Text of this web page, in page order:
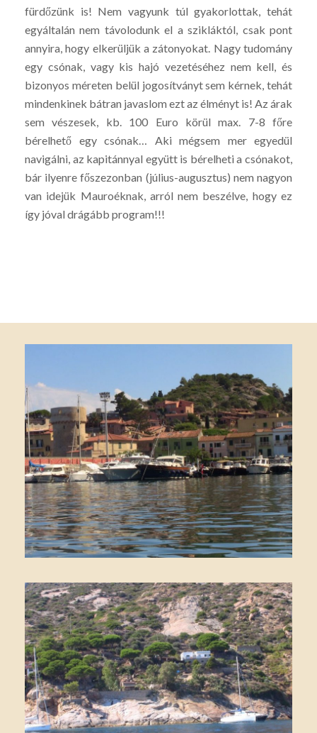
fürdőzünk is! Nem vagyunk túl gyakorlottak, tehát
egyáltalán nem távolodunk el a szikláktól, csak pont
annyira, hogy elkerüljük a zátonyokat. Nagy tudomány
egy csónak, vagy kis hajó vezetéséhez nem kell, és
bizonyos méreten belül jogosítványt sem kérnek, tehát
mindenkinek bátran javaslom ezt az élményt is! Az árak
sem vészesek, kb. 100 Euro körül max. 7-8 főre
bérelhető egy csónak… Aki mégsem mer egyedül
navigálni, az kapitánnyal együtt is bérelheti a csónakot,
bár ilyenre főszezonban (július-augusztus) nem nagyon
van idejük Mauroéknak, arról nem beszélve, hogy ez
így jóval drágább program!!!